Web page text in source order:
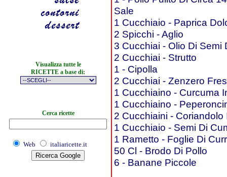
Visualizza tutte le
RICETTE a base di:
Cerca ricette
Web italiaricette.it
Sale
1 Cucchiaio - Paprica
2 Spicchi - Aglio
3 Cucchiai - Olio Di Semi
2 Cucchiai - Strutto
1 - Cipolla
2 Cucchiai - Zenzero
1 Cucchiaino - Curcuma
1 Cucchiaino -
2 Cucchiaini - Coriandolo
1 Cucchiaio - Semi Di
1 Rametto - Foglie Di
50 Cl - Brodo Di Pollo
6 - Banane Piccole